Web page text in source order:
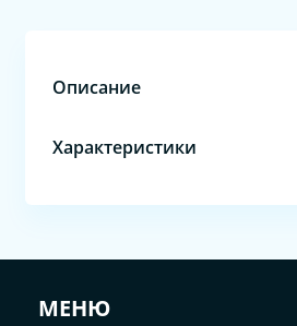
Описание
Характеристики
МЕНЮ